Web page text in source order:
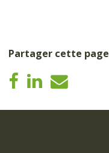
Partager cette page